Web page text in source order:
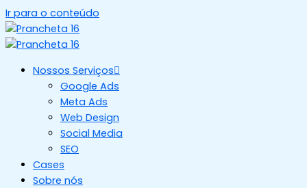
Ir para o conteúdo
Nossos Serviços
Google Ads
Meta Ads
Web Design
Social Media
SEO
Cases
Sobre nós